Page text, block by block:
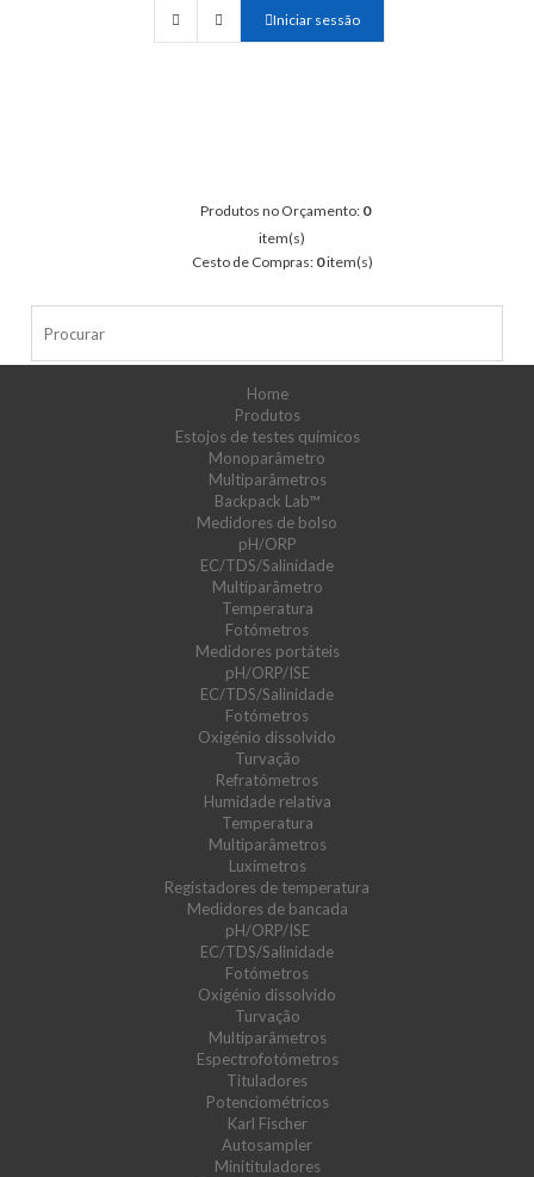
Iniciar sessão
Produtos no Orçamento: 0
item(s)
Cesto de Compras: 0item(s)
Home
Produtos
Estojos de testes químicos
Monoparâmetro
Multiparâmetros
Backpack Lab™
Medidores de bolso
pH/ORP
EC/TDS/Salinidade
Multiparâmetro
Temperatura
Fotómetros
Medidores portáteis
pH/ORP/ISE
EC/TDS/Salinidade
Fotómetros
Oxigénio dissolvido
Turvação
Refratómetros
Humidade relativa
Temperatura
Multiparâmetros
Luxímetros
Registadores de temperatura
Medidores de bancada
pH/ORP/ISE
EC/TDS/Salinidade
Fotómetros
Oxigénio dissolvido
Turvação
Multiparâmetros
Espectrofotómetros
Tituladores
Potenciométricos
Karl Fischer
Autosampler
Minitituladores